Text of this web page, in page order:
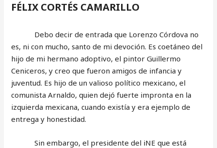
FÉLIX CORTÉS CAMARILLO
Debo decir de entrada que Lorenzo Córdova no
es, ni con mucho, santo de mi devoción. Es coetáneo del
hijo de mi hermano adoptivo, el pintor Guillermo
Ceniceros, y creo que fueron amigos de infancia y
juventud. Es hijo de un valioso político mexicano, el
comunista Arnaldo, quien dejó fuerte impronta en la
izquierda mexicana, cuando existía y era ejemplo de
entrega y honestidad.
Sin embargo, el presidente del iNE que está